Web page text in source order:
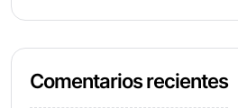
Comentarios recientes